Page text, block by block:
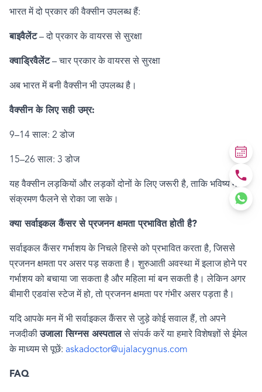
भारत में दो प्रकार की वैक्सीन उपलब्ध हैं:
बाइवैलेंट –दो प्रकार के वायरस से सुरक्षा
क्वाड्रिवैलेंट–चार प्रकार के वायरस से सुरक्षा
अब भारत में बनी वैक्सीन भी उपलब्ध है।
वैक्सीन के लिए सही उम्र:
9–14साल: 2डोज
15–26साल: 3डोज
यह वैक्सीन लड़कियों और लड़कों दोनों के लिए जरूरी है,ताकि भविष्य में
संक्रमण फैलने से रोका जा सके।
क्या सर्वाइकल कैंसर से प्रजनन क्षमता प्रभावित होती है?
सर्वाइकल कैंसर गर्भाशय के निचले हिस्से को प्रभावित करता है,जिससे
प्रजनन क्षमता पर असर पड़ सकता है। शुरुआती अवस्था में इलाज होने पर
गर्भाशय को बचाया जा सकता है और महिला मां बन सकती है। लेकिन अगर
बीमारी एडवांस स्टेज में हो,तो प्रजनन क्षमता पर गंभीर असर पड़ता है।
यदि आपके मन में भी सर्वाइकल कैंसर से जुड़े कोई सवाल हैं,तो अपने
नजदीकी उजाला सिग्नस अस्पताल से संपर्क करें या हमारे विशेषज्ञों से ईमेल
के माध्यम से पूछें: askadoctor@ujalacygnus.com
FAQ